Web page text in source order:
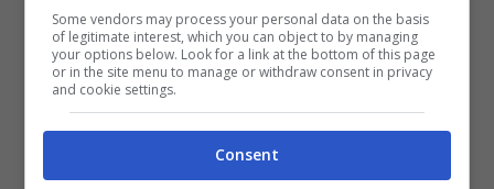
prossimo, tra gli ultimi. Insieme a luiOrsolini
Fergusone i due U21CalafiorieFabbian. Gli
altri, come ad esempio gli svizzeriFreuler,
NdoyeeAebischer, anche in virtù della
partita rinviata contro Israele, faranno rientro
Some vendors may process your personal data on the basis
of legitimate interest, which you can object to by managing
your options below. Look for a link at the bottom of this page
or in the site menu to manage or withdraw consent in privacy
and cookie settings.
Consent